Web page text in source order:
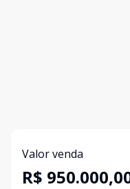
Valor venda
R$